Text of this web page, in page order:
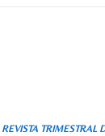
REVISTA TRIMESTRAL